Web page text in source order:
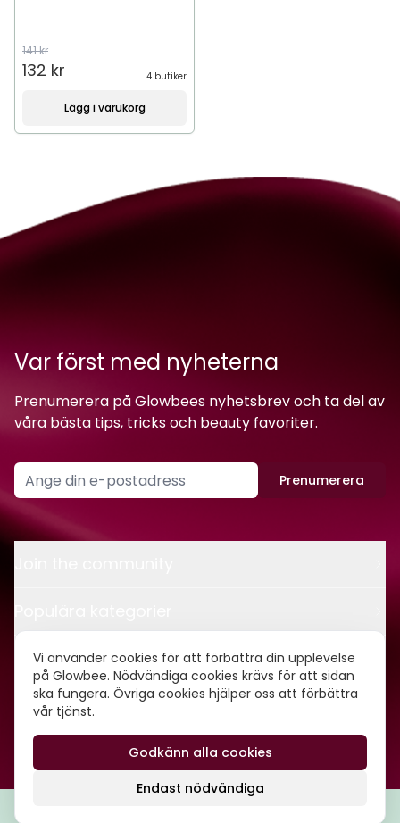
Vi använder cookies för att förbättra din upplevelse
på Glowbee. Nödvändiga cookies krävs för att sidan
ska fungera. Övriga cookies hjälper oss att förbättra
vår tjänst.
Endast nödvändiga
Godkänn alla cookies
141 kr
132 kr 4 butiker
Lägg i varukorg
Var först med nyheterna
Prenumerera på Glowbees nyhetsbrev och ta del av
våra bästa tips, tricks och beauty favoriter.
Prenumerera
Kontakt
Om oss
©2026Glowbee AB • Org.nr: 559540-5837